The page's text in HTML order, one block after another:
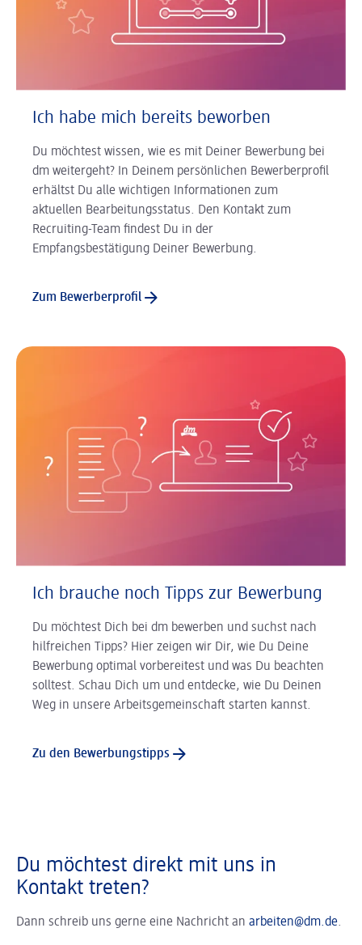
Ich habe mich bereits beworben
Du möchtest wissen, wie es mit Deiner Bewerbung bei
dm weitergeht? In Deinem persönlichen Bewerberprofil
erhältst Du alle wichtigen Informationen zum
aktuellen Bearbeitungsstatus. Den Kontakt zum
Recruiting-Team findest Du in der
Empfangsbestätigung Deiner Bewerbung.
Zum Bewerberprofil
Ich brauche noch Tipps zur Bewerbung
Du möchtest Dich bei dm bewerben und suchst nach
hilfreichen Tipps? Hier zeigen wir Dir, wie Du Deine
Bewerbung optimal vorbereitest und was Du beachten
solltest. Schau Dich um und entdecke, wie Du Deinen
Weg in unsere Arbeitsgemeinschaft starten kannst.
Zu den Bewerbungstipps
Du möchtest direkt mit uns in
Kontakt treten?
Dann schreib uns gerne eine Nachricht an arbeiten@dm.de.